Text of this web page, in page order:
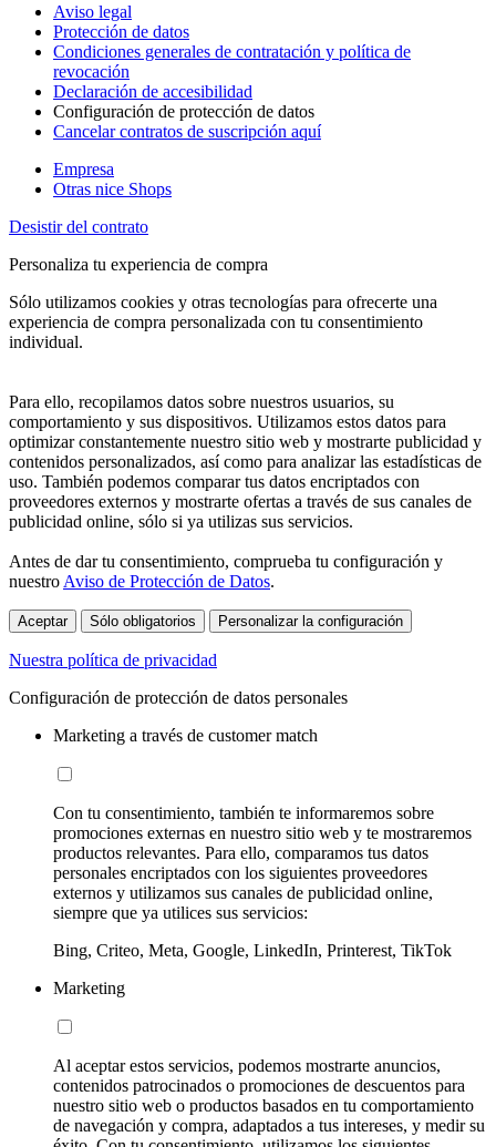
Aviso legal
Protección de datos
Condiciones generales de contratación y política de
revocación
Declaración de accesibilidad
Configuración de protección de datos
Cancelar contratos de suscripción aquí
Empresa
Otras nice Shops
Desistir del contrato
Personaliza tu experiencia de compra
Sólo utilizamos cookies y otras tecnologías para ofrecerte una
experiencia de compra personalizada con tu consentimiento
individual.
Para ello, recopilamos datos sobre nuestros usuarios, su
comportamiento y sus dispositivos. Utilizamos estos datos para
optimizar constantemente nuestro sitio web y mostrarte publicidad y
contenidos personalizados, así como para analizar las estadísticas de
uso. También podemos comparar tus datos encriptados con
proveedores externos y mostrarte ofertas a través de sus canales de
publicidad online, sólo si ya utilizas sus servicios.
Antes de dar tu consentimiento, comprueba tu configuración y
nuestro Aviso de Protección de Datos.
Aceptar Sólo obligatorios Personalizar la configuración
Nuestra política de privacidad
Configuración de protección de datos personales
Marketing a través de customer match
Con tu consentimiento, también te informaremos sobre
promociones externas en nuestro sitio web y te mostraremos
productos relevantes. Para ello, comparamos tus datos
personales encriptados con los siguientes proveedores
externos y utilizamos sus canales de publicidad online,
siempre que ya utilices sus servicios:
Bing, Criteo, Meta, Google, LinkedIn, Printerest, TikTok
Marketing
Al aceptar estos servicios, podemos mostrarte anuncios,
contenidos patrocinados o promociones de descuentos para
nuestro sitio web o productos basados en tu comportamiento
de navegación y compra, adaptados a tus intereses, y medir su